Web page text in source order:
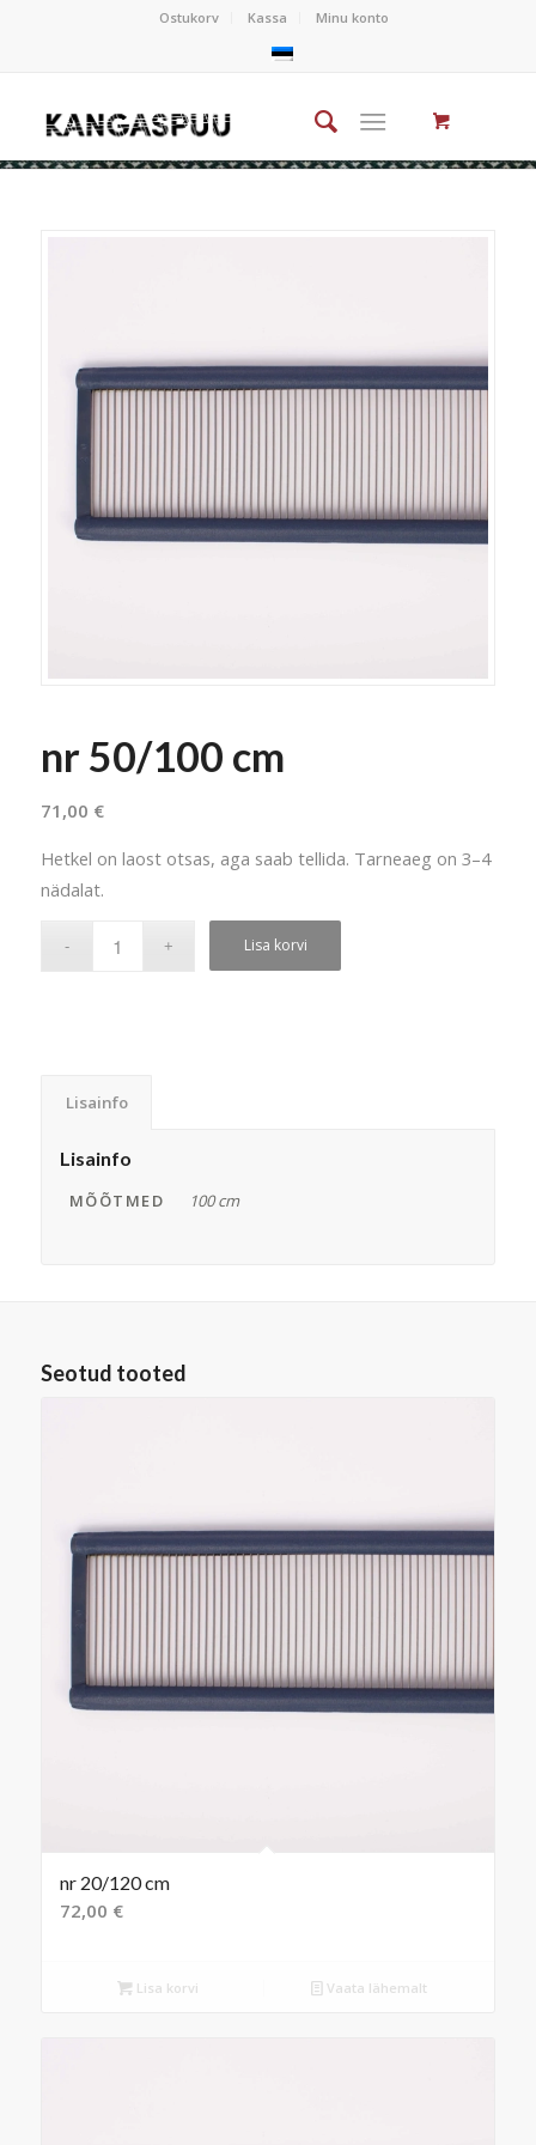
Ostukorv Kassa Minu konto
nr 50/100 cm
71,00 €
Hetkel on laost otsas, aga saab tellida. Tarneaeg on 3–4
nädalat.
Lisa korvi
Lisainfo
Lisainfo
MÕÕTMED 100 cm
Seotud tooted
nr 20/120 cm
72,00 €
Lisa korvi Vaata lähemalt